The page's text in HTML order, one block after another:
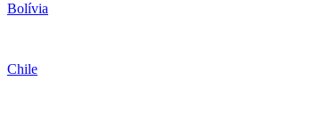
Bolívia
Chile